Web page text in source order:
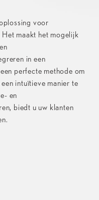
voor
maakt het mogelijk
in een
perfecte methode om
intuïtieve manier te
en
biedt u uw klanten